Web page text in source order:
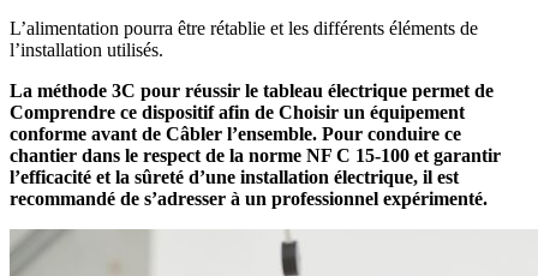
L’alimentation pourra être rétablie et les différents éléments de
l’installation utilisés.
La méthode 3C pour réussir le tableau électrique permet de
Comprendre ce dispositif afin de Choisir un équipement
conforme avant de Câbler l’ensemble. Pour conduire ce
chantier dans le respect de la norme NF C 15-100 et garantir
l’efficacité et la sûreté d’une installation électrique, il est
recommandé de s’adresser à un professionnel expérimenté.